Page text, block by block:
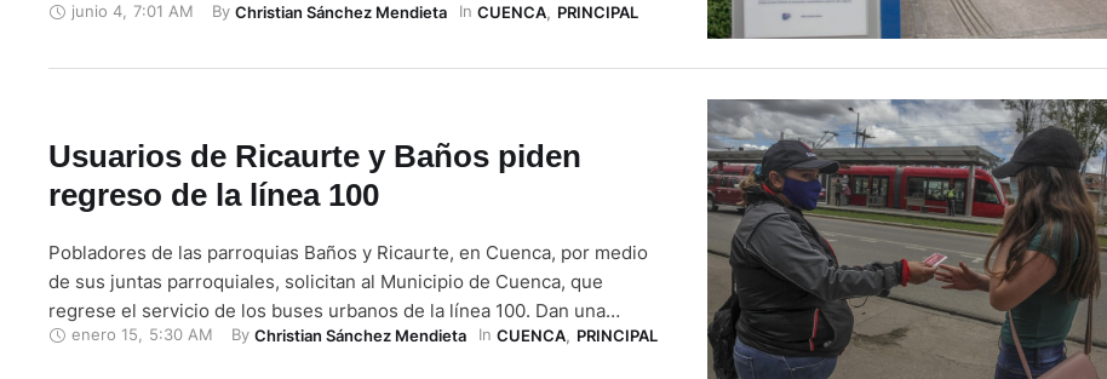
junio. Por ejemplo, en Cuenca están los planteles educativos: Técnico
unidades educativas …
junio 4 7:01 AM By Christian Sánchez Mendieta In CUENCA, PRINCIPAL
Usuarios de Ricaurte y Baños piden
regreso de la línea 100
Pobladores de las parroquias Baños y Ricaurte, en Cuenca, por medio
de sus juntas parroquiales, solicitan al Municipio de Cuenca, que
regrese el servicio de los buses urbanos de la línea 100. Dan una
alternativa en caso de que esto no se pueda cumplir. Esta es: que se
enero 15 5:30 AM By Christian Sánchez Mendieta In CUENCA, PRINCIPAL